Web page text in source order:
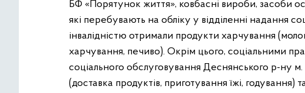
БФ «Порятунок життя», ковбасні вироби, засоби
які перебувають на обліку у відділенні надання
інвалідністю отримали продукти харчування
харчування, печиво). Окрім цього, соціальними
соціального обслуговування Деснянського р-ну
(доставка продуктів, приготування їжі,